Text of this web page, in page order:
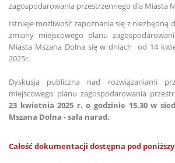
zagospodarowania przestrzennego dla Miasta
Istnieje możliwość zapoznania się z niezbędną
zmiany miejscowego planu
Miasta Mszana Dolna się w dniach od 14
2025r.
Dyskusja publiczna nad rozwiązaniami
miejscowego planu zagospodarowania
23 kwietnia 2025 r. o godzinie 15.30 w
Mszana Dolna - sala narad.
Całość dokumentacji dostępna pod